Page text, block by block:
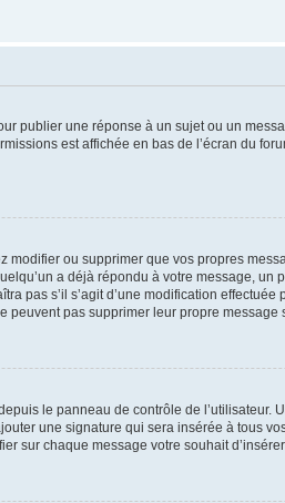
publier une réponse à un sujet ou un
est affichée en bas de l’écran du
ou supprimer que vos propres
a déjà répondu à votre message,
pas s’il s’agit d’une modification
pas supprimer leur propre message
le panneau de contrôle de
une signature qui sera insérée à tous
sur chaque message votre souhait